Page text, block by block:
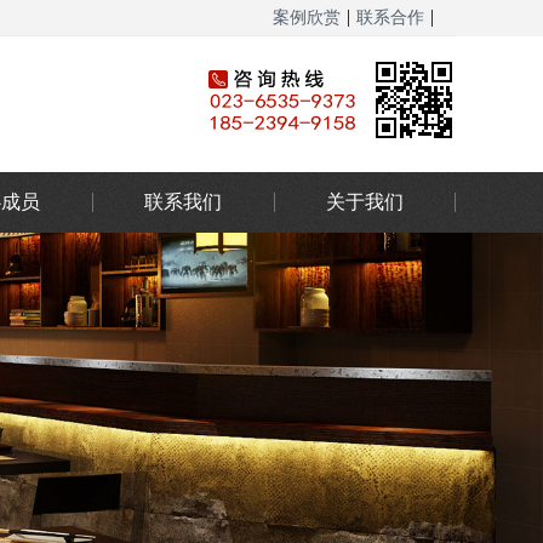
案例欣赏 | 联系合作 |
员 联系我们 关于我们